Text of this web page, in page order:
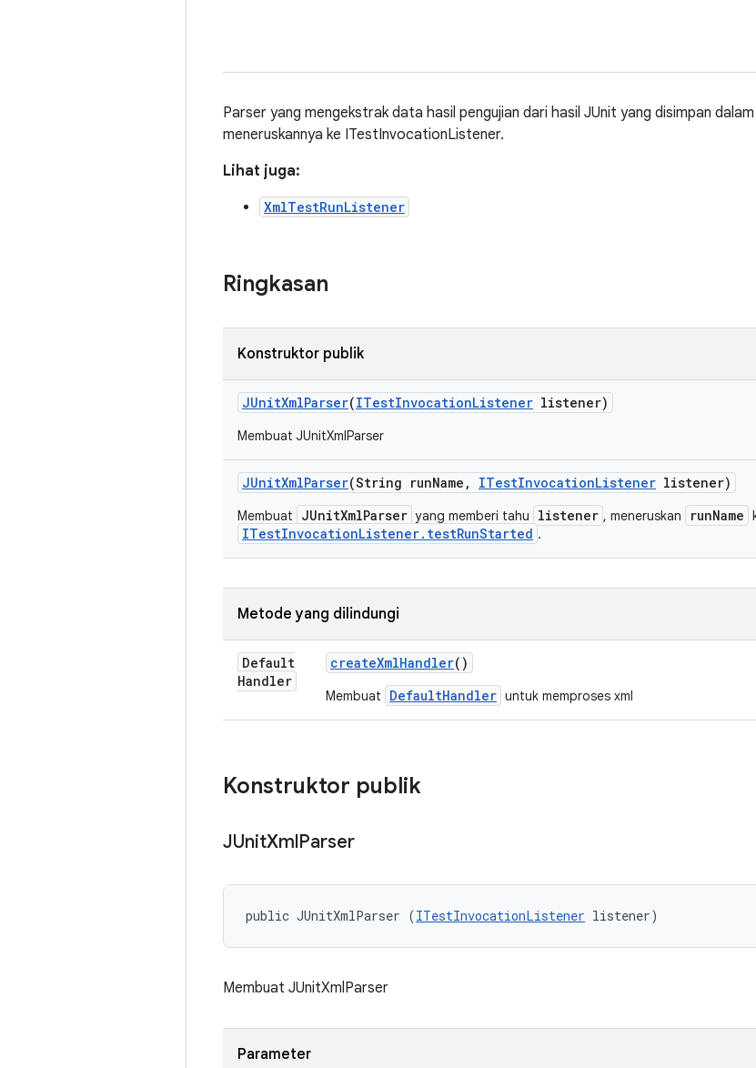
Parser yang mengekstrak data hasil pengujian dari hasil JUnit yang disimpan
meneruskannya ke ITestInvocationListener.
Lihat juga:
XmlTestRunListener
Ringkasan
Konstruktor publik
JUnitXmlParser(ITestInvocationListener listener)
Membuat JUnitXmlParser
JUnitXmlParser(String runName , ITestInvocationListener listener)
Membuat JUnitXmlParser yang memberi tahu listener , meneruskan runName
ITestInvocationListener.testRunStarted .
Metode yang dilindungi
Default
Handler
createXmlHandler()
Membuat DefaultHandler untuk memproses xml
Konstruktor publik
JUnitXmlParser
public JUnitXmlParser (ITestInvocationListener listener)
Membuat JUnitXmlParser
Parameter